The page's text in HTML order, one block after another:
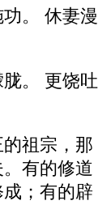
。 休妻漫
。 更饶吐
祖宗，那
有的修道
；有的辟